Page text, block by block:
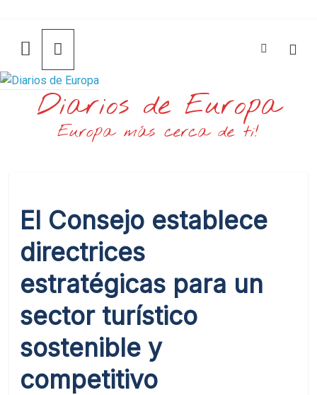
contenido
Diarios de Europa
Europa más cerca de ti!
El Consejo establece
directrices
estratégicas para un
sector turístico
sostenible y
competitivo